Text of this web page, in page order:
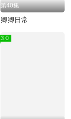
第40集
卿卿日常
3.0